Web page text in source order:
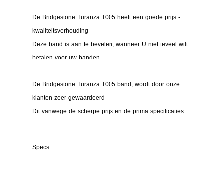
De Bridgestone Turanza T005 heeft een goede prijs -
kwaliteitsverhouding
Deze band is aan te bevelen, wanneer U niet teveel wilt
betalen voor uw banden.
De Bridgestone Turanza T005 band, wordt door onze
klanten zeer gewaardeerd
Dit vanwege de scherpe prijs en de prima specificaties.
Specs: